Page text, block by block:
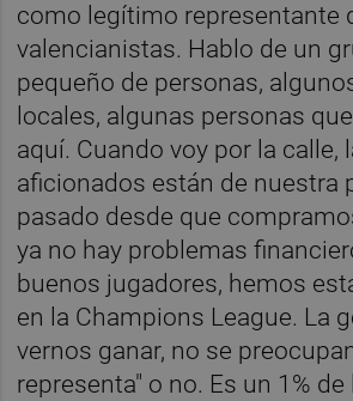
como legítimo representante
valencianistas. Hablo de un
pequeño de personas,
locales, algunas personas
aquí. Cuando voy por la calle,
aficionados están de nuestra
pasado desde que
ya no hay problemas
buenos jugadores, hemos
en la Champions League. La
vernos ganar, no se
representa" o no. Es un 1%